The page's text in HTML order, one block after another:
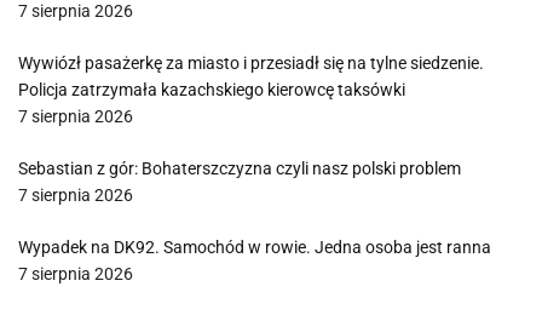
7 sierpnia 2026
Wywiózł pasażerkę za miasto i przesiadł się na tylne siedzenie.
Policja zatrzymała kazachskiego kierowcę taksówki
7 sierpnia 2026
Sebastian z gór: Bohaterszczyzna czyli nasz polski problem
7 sierpnia 2026
Wypadek na DK92. Samochód w rowie. Jedna osoba jest ranna
7 sierpnia 2026